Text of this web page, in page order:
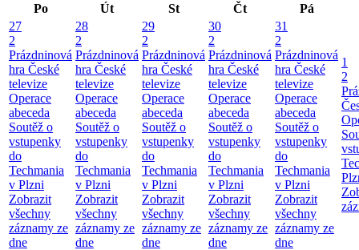
Po
Út St Čt
Pá
27
2
Prázdninová
hra České
televize
Operace
abeceda
Soutěž o
vstupenky
do
Techmania
v Plzni
Zobrazit
všechny
záznamy ze
dne
28
2
Prázdninová
hra České
televize
Operace
abeceda
Soutěž o
vstupenky
do
Techmania
v Plzni
Zobrazit
všechny
záznamy ze
dne
29
2
Prázdninová
hra České
televize
Operace
abeceda
Soutěž o
vstupenky
do
Techmania
v Plzni
Zobrazit
všechny
záznamy ze
dne
30
2
Prázdninová
hra České
televize
Operace
abeceda
Soutěž o
vstupenky
do
Techmania
v Plzni
Zobrazit
všechny
záznamy ze
dne
31
2
Prázdninová
hra České
televize
Operace
abeceda
Soutěž o
vstupenky
do
Techmania
v Plzni
Zobrazit
všechny
záznamy ze
dne
1
2